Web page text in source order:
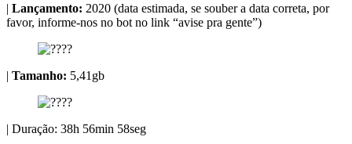
| Lançamento: 2020 (data estimada, se souber a data correta, por
favor, informe-nos no bot no link “avise pra gente”)
| Tamanho: 5,41gb
| Duração: 38h 56min 58seg